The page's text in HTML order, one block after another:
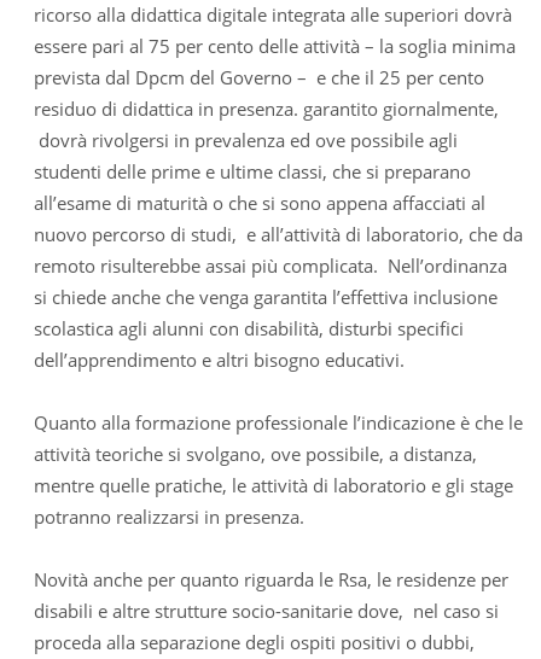
ricorso alla didattica digitale integrata alle superiori dovrà
essere pari al 75 per cento delle attività – la soglia minima
prevista dal Dpcm del Governo – e che il 25 per cento
residuo di didattica in presenza. garantito giornalmente,
dovrà rivolgersi in prevalenza ed ove possibile agli
studenti delle prime e ultime classi, che si preparano
all’esame di maturità o che si sono appena affacciati al
nuovo percorso di studi, e all’attività di laboratorio, che da
remoto risulterebbe assai più complicata. Nell’ordinanza
si chiede anche che venga garantita l’effettiva inclusione
scolastica agli alunni con disabilità, disturbi specifici
dell’apprendimento e altri bisogno educativi.
Quanto alla formazione professionale l’indicazione è che le
attività teoriche si svolgano, ove possibile, a distanza,
mentre quelle pratiche, le attività di laboratorio e gli stage
potranno realizzarsi in presenza.
Novità anche per quanto riguarda le Rsa, le residenze per
disabili e altre strutture socio-sanitarie dove, nel caso si
proceda alla separazione degli ospiti positivi o dubbi,